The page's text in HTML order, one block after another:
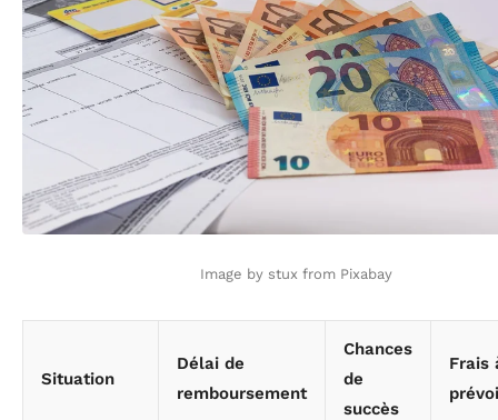
Image by stux from Pixabay
Situation
Délai de
remboursement
Chances
de
succès
Frais